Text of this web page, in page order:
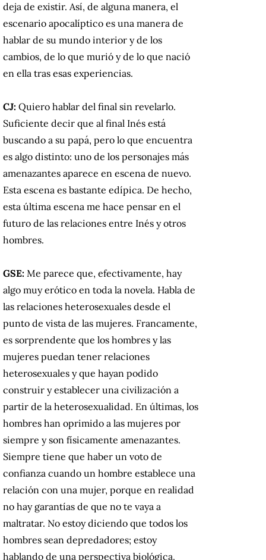
deja de existir. Así, de alguna manera, el
escenario apocalíptico es una manera de
hablar de su mundo interior y de los
cambios, de lo que murió y de lo que nació
en ella tras esas experiencias.
CJ: Quiero hablar del final sin revelarlo.
Suficiente decir que al final Inés está
buscando a su papá, pero lo que encuentra
es algo distinto: uno de los personajes más
amenazantes aparece en escena de nuevo.
Esta escena es bastante edípica. De hecho,
esta última escena me hace pensar en el
futuro de las relaciones entre Inés y otros
hombres.
GSE: Me parece que, efectivamente, hay
algo muy erótico en toda la novela. Habla de
las relaciones heterosexuales desde el
punto de vista de las mujeres. Francamente,
es sorprendente que los hombres y las
mujeres puedan tener relaciones
heterosexuales y que hayan podido
construir y establecer una civilización a
partir de la heterosexualidad. En últimas, los
hombres han oprimido a las mujeres por
siempre y son físicamente amenazantes.
Siempre tiene que haber un voto de
confianza cuando un hombre establece una
relación con una mujer, porque en realidad
no hay garantías de que no te vaya a
maltratar. No estoy diciendo que todos los
hombres sean depredadores; estoy
hablando de una perspectiva biológica.